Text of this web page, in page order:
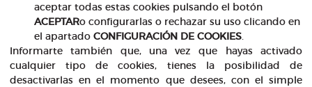
aceptar todas estas cookies pulsando el botón
ACEPTARo configurarlas o rechazar su uso clicando en
el apartado CONFIGURACIÓN DE COOKIES.
Informarte también que, una vez que hayas activado
cualquier tipo de cookies, tienes la posibilidad de
desactivarlas en el momento que desees, con el simple